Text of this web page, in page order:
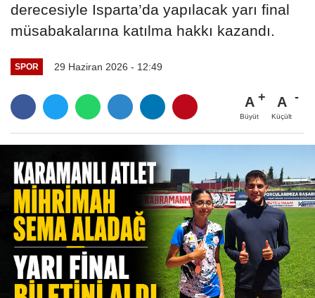
derecesiyle Isparta’da yapılacak yarı final
müsabakalarına katılma hakkı kazandı.
SPOR 29 Haziran 2026 - 12:49
A
Büyüt
A
Küçült